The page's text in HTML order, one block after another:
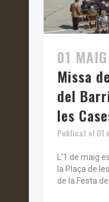
01 MAIG
Missa
del
les
Publicat el 01
L'1 de maig
la Plaça de
de la Festa del